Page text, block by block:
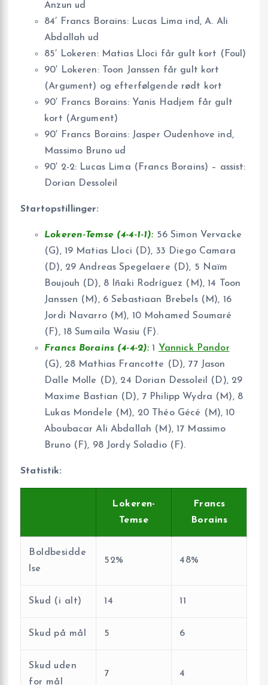
Anzun ud
84′ Francs Borains: Lucas Lima ind, A. Ali
Abdallah ud
85′ Lokeren: Matias Lloci får gult kort (Foul)
90′ Lokeren: Toon Janssen får gult kort
(Argument) og efterfølgende rødt kort
90′ Francs Borains: Yanis Hadjem får gult
kort (Argument)
90′ Francs Borains: Jasper Oudenhove ind,
Massimo Bruno ud
90′ 2-2: Lucas Lima (Francs Borains) – assist:
Dorian Dessoleil
Startopstillinger:
Lokeren-Temse (4-4-1-1): 56 Simon Vervacke
(G), 19 Matias Lloci (D), 33 Diego Camara
(D), 29 Andreas Spegelaere (D), 5 Naïm
Boujouh (D), 8 Iñaki Rodríguez (M), 14 Toon
Janssen (M), 6 Sebastiaan Brebels (M), 16
Jordi Navarro (M), 10 Mohamed Soumaré
(F), 18 Sumaila Wasiu (F).
Francs Borains (4-4-2): 1 Yannick Pandor
(G), 28 Mathias Francotte (D), 77 Jason
Dalle Molle (D), 24 Dorian Dessoleil (D), 29
Maxime Bastian (D), 7 Philipp Wydra (M), 8
Lukas Mondele (M), 20 Théo Gécé (M), 10
Aboubacar Ali Abdallah (M), 17 Massimo
Bruno (F), 98 Jordy Soladio (F).
Statistik:
Lokeren-
Temse
Francs
Borains
Boldbesidde
lse
52% 48%
Skud (i alt) 14 11
Skud på mål 5 6
Skud uden
for mål
7 4